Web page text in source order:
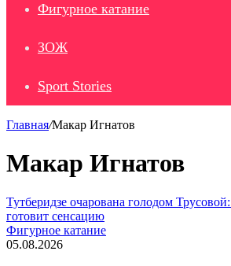
Фигурное катание
ЗОЖ
Sport Stories
Главная/Макар Игнатов
Макар Игнатов
Тутберидзе очарована голодом Трусовой:
готовит сенсацию
Фигурное катание
05.08.2026